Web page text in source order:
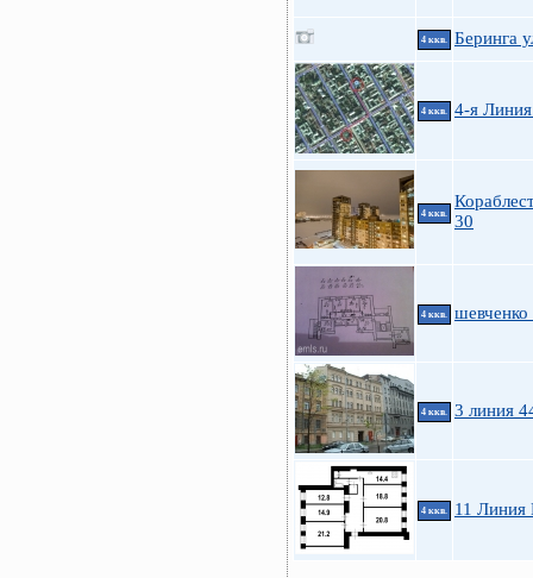
4 ккв. Беринга
4 ккв. 4-я
4 ккв.
30
4 ккв. шевченко
4 ккв. 3 линия
4 ккв. 11